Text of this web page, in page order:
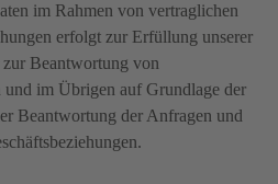
im Rahmen von vertraglichen
erfolgt zur Erfüllung unserer
Beantwortung von
im Übrigen auf Grundlage der
Beantwortung der Anfragen und